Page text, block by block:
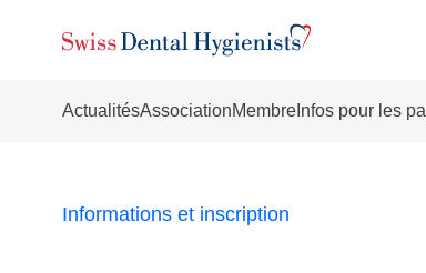
ActualitésAssociationMembre Infos pour les
Informations et inscription